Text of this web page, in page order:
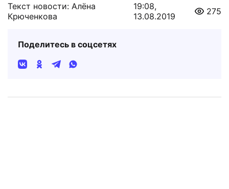
Текст новости: Алёна
Крюченкова
19:08,
13.08.2019
275
Поделитесь в соцсетях